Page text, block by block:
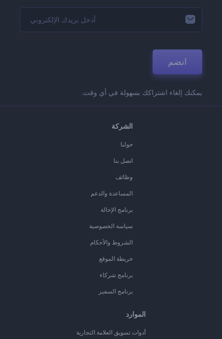
انضم
يمكنك إلغاء اشتراكك بسهولة في أي وقت.
الشركة
حولنا
اتصل بنا
وظائف
المساعدة والدعم
برنامج الإحالة
سياسة الخصوصية
الشروط والأحكام
خريطة الموقع
برنامج شركاء
برنامج السفير
الموارد
أدوات تسويق العلامة التجارية